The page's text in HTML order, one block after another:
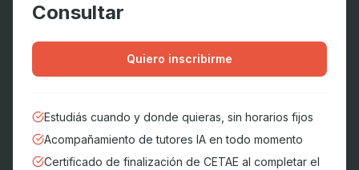
Consultar
Quiero inscribirme
Estudiás cuando y donde quieras, sin horarios fijos
Acompañamiento de tutores IA en todo momento
Certificado de finalización de CETAE al completar el